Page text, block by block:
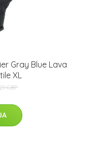
Gray Blue Lava
XL
GBP